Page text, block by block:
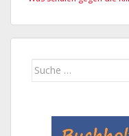
Suche